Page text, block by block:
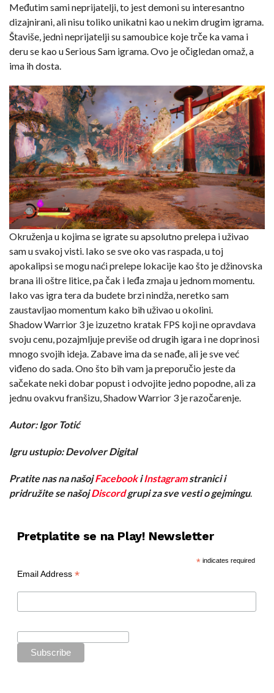
Međutim sami neprijatelji, to jest demoni su interesantno
dizajnirani, ali nisu toliko unikatni kao u nekim drugim igrama.
Štaviše, jedni neprijatelji su samoubice koje trče ka vama i
deru se kao u Serious Sam igrama. Ovo je očigledan omaž, a
ima ih dosta.
Okruženja u kojima se igrate su apsolutno prelepa i uživao
sam u svakoj visti. Iako se sve oko vas raspada, u toj
apokalipsi se mogu naći prelepe lokacije kao što je džinovska
brana ili oštre litice, pa čak i leđa zmaja u jednom momentu.
Iako vas igra tera da budete brzi nindža, neretko sam
zaustavljao momentum kako bih uživao u okolini.
Shadow Warrior 3 je izuzetno kratak FPS koji ne opravdava
svoju cenu, pozajmljuje previše od drugih igara i ne doprinosi
mnogo svojih ideja. Zabave ima da se nađe, ali je sve već
viđeno do sada. Ono što bih vam ja preporučio jeste da
sačekate neki dobar popust i odvojite jedno popodne, ali za
jednu ovakvu franšizu, Shadow Warrior 3 je razočarenje.
Autor: Igor Totić
Igru ustupio: Devolver Digital
Pratite nas na našojFacebookiInstagramstranici i
pridružite se našojDiscordgrupi za sve vesti o gejmingu.
Pretplatite se na Play! Newsletter
*indicates required
Email Address *